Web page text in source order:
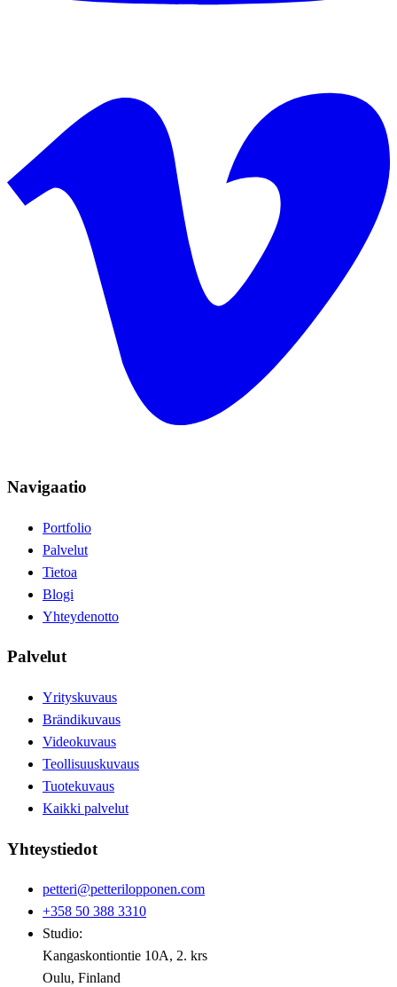
Navigaatio
Portfolio
Palvelut
Tietoa
Blogi
Yhteydenotto
Palvelut
Yrityskuvaus
Brändikuvaus
Videokuvaus
Teollisuuskuvaus
Tuotekuvaus
Kaikki palvelut
Yhteystiedot
petteri@petterilopponen.com
+358 50 388 3310
Studio:
Kangaskontiontie 10A, 2. krs
Oulu, Finland